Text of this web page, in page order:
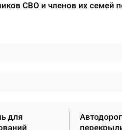
СВО и членов их семей
для